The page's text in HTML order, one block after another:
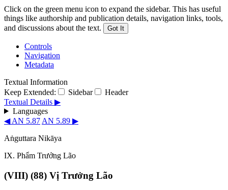
Click on the green menu icon to expand the sidebar. This has useful
things like authorship and publication details, navigation links, tools,
and discussions about the text.
Got It
Controls
Navigation
Metadata
Textual Information
Keep Extended:
Sidebar
Header
Textual Details ▶
Languages
◀ AN 5.87 AN 5.89 ▶
Aṅguttara Nikāya
IX. Phẩm Trưởng Lão
(VIII) (88) Vị Trưởng Lão